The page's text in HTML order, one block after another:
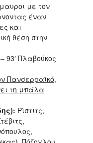
με τον
έναν
και
θέση στην
93′ Πλαβούκος
Πανσερραϊκό,
τη μπάλα
Ρίστιτς,